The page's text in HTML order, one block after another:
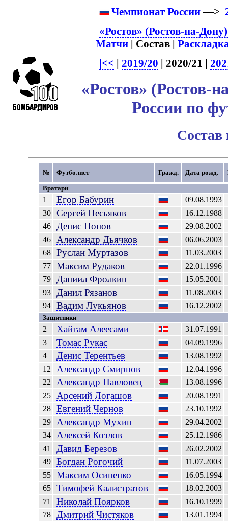
Чемпионат России—>
«Ростов» (Ростов-на-
Матчи | Состав |
|<< | 2019/20 | 2020/21 |
«Ростов» (Ростов-
России по
№ Футболист Гражд. Дата рожд.
Вратари
1 ЕгорБабурин 09.08.1993
30
СергейПесьяков 16.12.1988
46
ДенисПопов 29.08.2002
46
Александр Дьячков 06.06.2003
68
РусланМуртазов 11.03.2003
77
МаксимРудаков 22.01.1996
79
ДаниилФролкин 15.05.2001
93
ДанилРязанов 11.08.2003
94
ВадимЛукьянов 16.12.2002
Защитники
2 Хайтам Алеесами 31.07.1991
3
ТомасРукас 04.09.1996
4
ДенисТерентьев 13.08.1992
12
АлександрСмирнов 12.04.1996
22
АлександрПавловец 13.08.1996
25
АрсенийЛогашов 20.08.1991
28
ЕвгенийЧернов 23.10.1992
29
АлександрМухин 29.04.2002
34
АлексейКозлов 25.12.1986
41
ДавидБерезов 26.02.2002
49
БогданРогочий 11.07.2003
55
МаксимОсипенко 16.05.1994
65
ТимофейКалистратов 18.02.2003
71
НиколайПоярков 16.10.1999
78
ДмитрийЧистяков 13.01.1994